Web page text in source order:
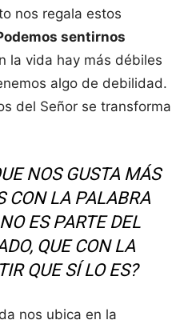
nos regala estos
sentirnos
la vida hay más débiles
algo de debilidad.
del Señor se transforma
NOS GUSTA MÁS
CON LA PALABRA
ES PARTE DEL
QUE CON LA
QUE SÍ LO ES?
nos ubica en la